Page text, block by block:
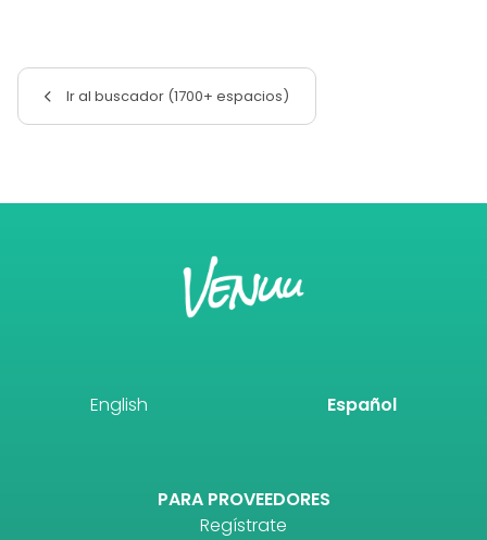
Ir al buscador (1700+ espacios)
English Español
PARA PROVEEDORES
Regístrate